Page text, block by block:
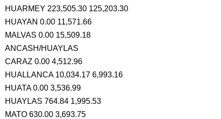
HUARMEY 223,505.30 125,203.30
HUAYAN 0.00 11,571.66
MALVAS 0.00 15,509.18
ANCASH/HUAYLAS
CARAZ 0.00 4,512.96
HUALLANCA 10,034.17 6,993.16
HUATA 0.00 3,536.99
HUAYLAS 764.84 1,995.53
MATO 630.00 3,693.75